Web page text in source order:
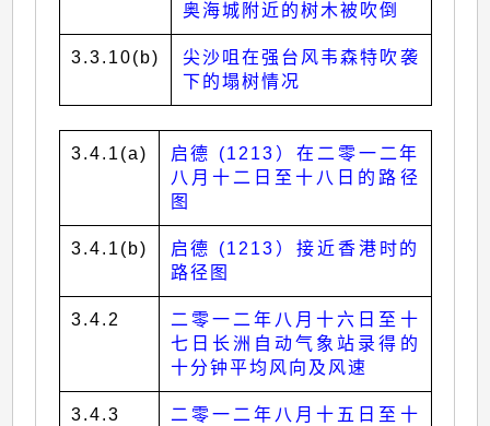
奥海城附近的树木被吹倒
3.3.10(b)
尖沙咀在强台风韦森特吹袭
下的塌树情况
3.4.1(a)
启德 (1213）在二零一二年
八月十二日至十八日的路径
图
3.4.1(b)
启德 (1213）接近香港时的
路径图
3.4.2
二零一二年八月十六日至十
七日长洲自动气象站录得的
十分钟平均风向及风速
3.4.3
二零一二年八月十五日至十